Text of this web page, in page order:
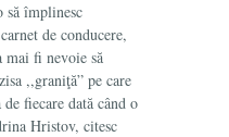
să împlinesc
de conducere,
mai fi nevoie să
,,graniţă” pe care
fiecare dată când o
Hristov, citesc